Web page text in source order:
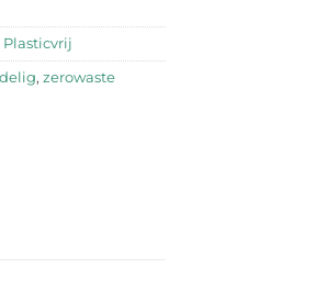
Plasticvrij
, zerowaste